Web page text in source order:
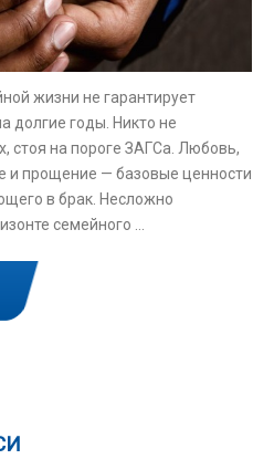
жизни не гарантирует
долгие годы. Никто не
стоя на пороге ЗАГСа. Любовь,
и прощение — базовые ценности
в брак. Несложно
семейного …